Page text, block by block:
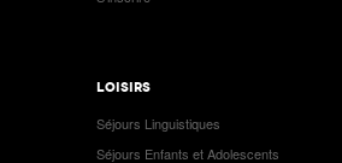
LOISIRS
Séjours Linguistiques
Séjours Enfants et Adolescents